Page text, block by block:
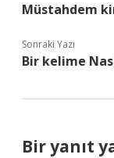
Müstahdem
Sonraki Yazı
Bir kelime
Bir yanıt